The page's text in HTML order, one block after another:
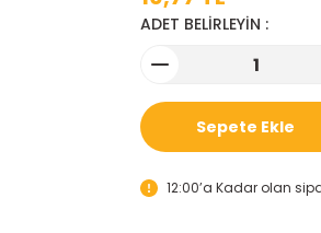
ADET BELİRLEYİN :
Sepete Ekle
12:00’a Kadar olan